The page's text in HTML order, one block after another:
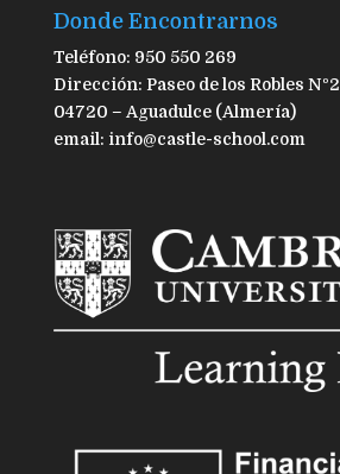
Donde Encontrarnos
Teléfono: 950 550 269
Dirección: Paseo de los Robles Nº2
04720 – Aguadulce (Almería)
email: info@castle-school.com